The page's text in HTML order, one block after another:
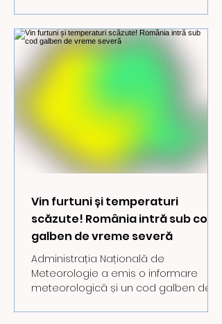
unii de alții în familie, prin
responsabilitate, curaj și puterea
exemplului? Spectacolul va avea loc
în data de 16 mai, la Centrul Cultural
format care aduce publicul mai
aproape de scenă. Construit ca o
experiență interactivă, spectacolul îi
pune pe c
Vin furtuni și temperaturi
scăzute! România intră sub cod
galben de vreme severă
Administrația Națională de
Meteorologie a emis o informare
meteorologică și un cod galben de